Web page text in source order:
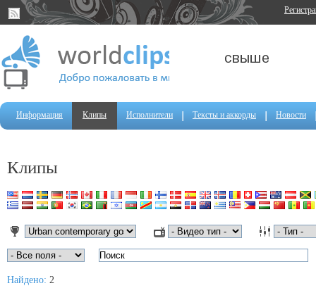
Информация Клипы Исполнители Тексты и аккорды Новости
Клипы
Найдено: 2